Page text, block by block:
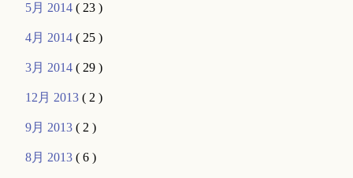
5月 2014( 23 )
4月 2014( 25 )
3月 2014( 29 )
12月 2013( 2 )
9月 2013( 2 )
8月 2013( 6 )